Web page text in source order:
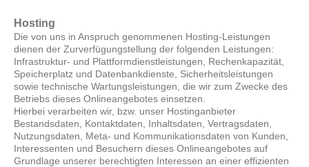
Hosting
Die von uns in Anspruch genommenen Hosting-Leistungen
dienen der Zurverfügungstellung der folgenden Leistungen:
Infrastruktur- und Plattformdienstleistungen, Rechenkapazität,
Speicherplatz und Datenbankdienste, Sicherheitsleistungen
sowie technische Wartungsleistungen, die wir zum Zwecke des
Betriebs dieses Onlineangebotes einsetzen.
Hierbei verarbeiten wir, bzw. unser Hostinganbieter
Bestandsdaten, Kontaktdaten, Inhaltsdaten, Vertragsdaten,
Nutzungsdaten, Meta- und Kommunikationsdaten von Kunden,
Interessenten und Besuchern dieses Onlineangebotes auf
Grundlage unserer berechtigten Interessen an einer effizienten